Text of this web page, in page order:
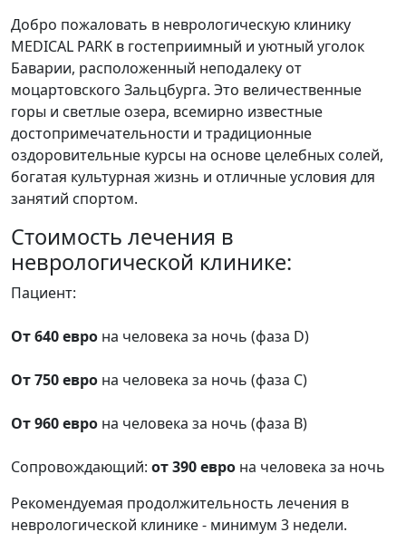
Добро пожаловать в неврологическую клинику
MEDICAL PARK в гостеприимный и уютный уголок
Баварии, расположенный неподалеку от
моцартовского Зальцбурга. Это величественные
горы и светлые озера, всемирно известные
достопримечательности и традиционные
оздоровительные курсы на основе целебных солей,
богатая культурная жизнь и отличные условия для
занятий спортом.
Cтоимость лечения в
неврологической клинике:
Пациент:
От 640 евро на человека за ночь (фаза D)
От 750 евро на человека за ночь (фаза С)
От 960 евро на человека за ночь (фаза В)
Сопровождающий: от 390 евро на человека за ночь
Рекомендуемая продолжительность лечения в
неврологической клинике - минимум 3 недели.